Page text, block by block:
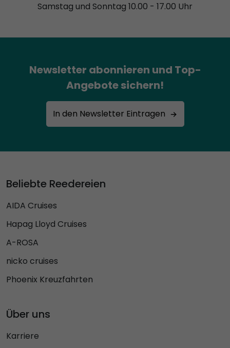
Samstag und Sonntag 10.00 - 17.00 Uhr
Newsletter abonnieren und Top-
Angebote sichern!
In den Newsletter Eintragen
Beliebte Reedereien
AIDA Cruises
Hapag Lloyd Cruises
A-ROSA
nicko cruises
Phoenix Kreuzfahrten
Über uns
Karriere